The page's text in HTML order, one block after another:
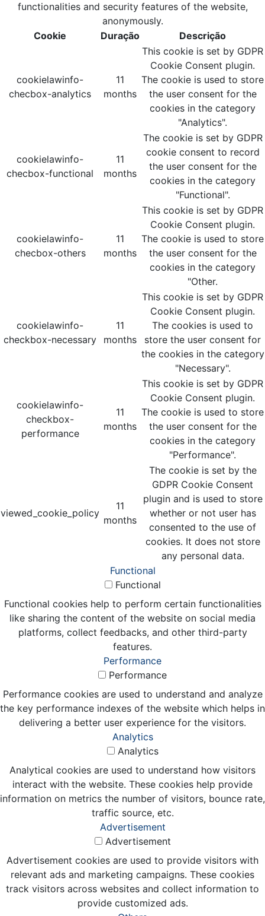
functionalities and security features of the website,
anonymously.
Cookie
Duração Descrição
cookielawinfo-
checbox-analytics
11
months
This cookie is set by GDPR
Cookie Consent plugin.
The cookie is used to store
the user consent for the
cookies in the category
"Analytics".
cookielawinfo-
checbox-functional
11
months
The cookie is set by GDPR
cookie consent to record
the user consent for the
cookies in the category
"Functional".
cookielawinfo-
checbox-others
11
months
This cookie is set by GDPR
Cookie Consent plugin.
The cookie is used to store
the user consent for the
cookies in the category
"Other.
cookielawinfo-
checkbox-necessary
11
months
This cookie is set by GDPR
Cookie Consent plugin.
The cookies is used to
store the user consent for
the cookies in the category
"Necessary".
cookielawinfo-
checkbox-
performance
11
months
This cookie is set by GDPR
Cookie Consent plugin.
The cookie is used to store
the user consent for the
cookies in the category
"Performance".
viewed_cookie_policy
11
months
The cookie is set by the
GDPR Cookie Consent
plugin and is used to store
whether or not user has
consented to the use of
cookies. It does not store
any personal data.
Functional
Functional
Functional cookies help to perform certain functionalities
like sharing the content of the website on social media
platforms, collect feedbacks, and other third-party
features.
Performance
Performance
Performance cookies are used to understand and analyze
the key performance indexes of the website which helps in
delivering a better user experience for the visitors.
Analytics
Analytics
Analytical cookies are used to understand how visitors
interact with the website. These cookies help provide
information on metrics the number of visitors, bounce rate,
traffic source, etc.
Advertisement
Advertisement
Advertisement cookies are used to provide visitors with
relevant ads and marketing campaigns. These cookies
track visitors across websites and collect information to
provide customized ads.